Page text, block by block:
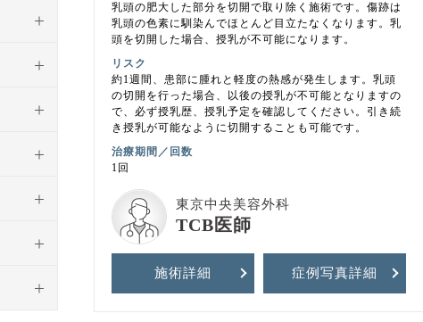
乳頭の肥大した部分を切開で取り除く施術です。傷跡は
乳頭の色素に馴染んでほとんど目立たなくなります。乳
頭を切開した場合、授乳が不可能になります。
リスク
約1週間、患部に腫れと軽度の熱感が発生します。乳頭
の切開を行った場合、以後の授乳が不可能となりますの
で、必ず授乳歴、授乳予定を確認してください。引き続
き授乳が可能なように切開することも可能です。
治療期間／回数
1回
東京中央美容外科
TCB医師
施術詳細 症例写真詳細